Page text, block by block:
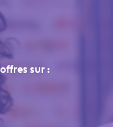
sur :